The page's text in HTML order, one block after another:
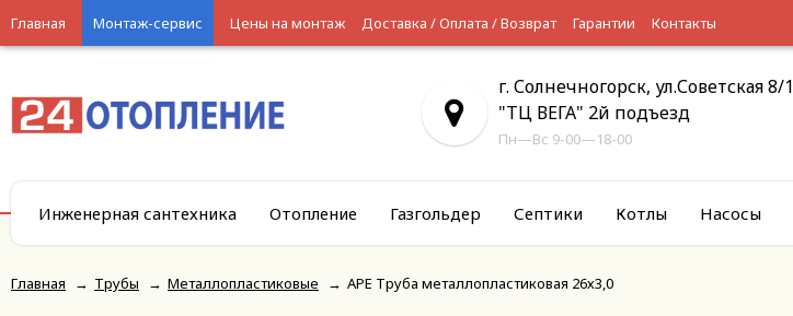
Главная Монтаж-сервис Цены на монтаж Доставка / Оплата / Возврат Гарантии Контакты
г. Солнечногорск, ул.Советская 8/1
"ТЦ ВЕГА" 2й подъезд
Пн—Вс 9-00—18-00
Инженерная сантехника Отопление Газгольдер Септики Котлы Насосы
Главная → Трубы → Металлопластиковые → APE Труба металлопластиковая 26х3,0